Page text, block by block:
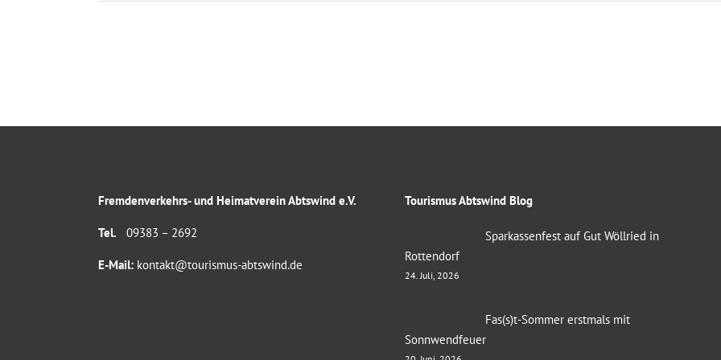
Fremdenverkehrs- und Heimatverein Abtswind e.V.
Tel. 09383 – 2692
E-Mail: kontakt@tourismus-abtswind.de
Tourismus Abtswind Blog
Sparkassenfest auf Gut Wöllried in
Rottendorf
24. Juli, 2026
Fas(s)t-Sommer erstmals mit
Sonnwendfeuer